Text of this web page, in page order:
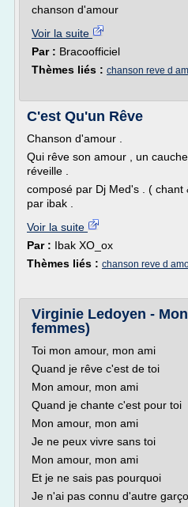
chanson d'amour
Voir la suite
Par : Bracoofficiel
Thèmes liés : chanson reve d
C'est Qu'un Rêve
Chanson d'amour .
Qui rêve son amour , un
réveille .
composé par Dj Med's . ( chant
par ibak .
Voir la suite
Par : Ibak XO_ox
Thèmes liés : chanson reve d
Virginie Ledoyen -
femmes)
Toi mon amour, mon ami
Quand je rêve c'est de toi
Mon amour, mon ami
Quand je chante c'est pour toi
Mon amour, mon ami
Je ne peux vivre sans toi
Mon amour, mon ami
Et je ne sais pas pourquoi
Je n'ai pas connu d'autre